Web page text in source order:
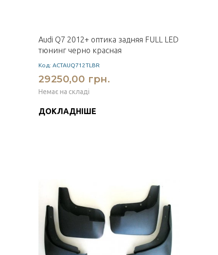
Audi Q7 2012+ оптика задняя FULL LED
тюнинг черно красная
Код: ACTAUQ712TLBR
29250,00 грн.
Немає на складі
ДОКЛАДНІШЕ